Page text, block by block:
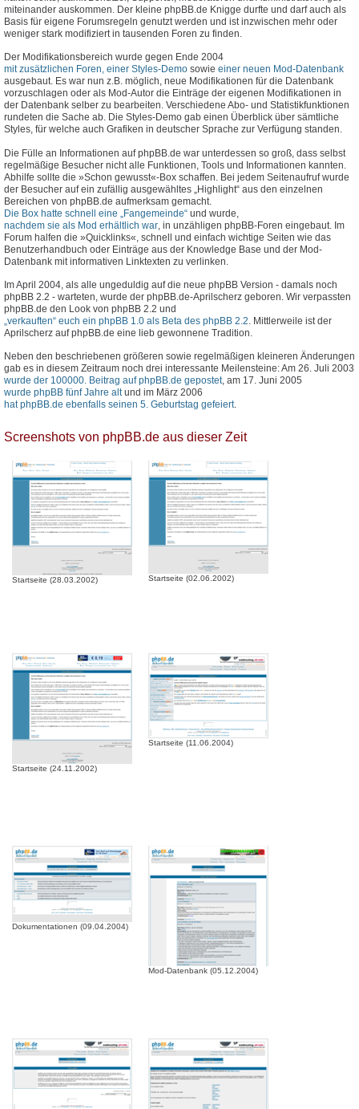
miteinander auskommen. Der kleine phpBB.de Knigge durfte und darf auch als
Basis für eigene Forumsregeln genutzt werden und ist inzwischen mehr oder
weniger stark modifiziert in tausenden Foren zu finden.
Der Modifikationsbereich wurde gegen Ende 2004
mit zusätzlichen Foren, einer Styles-Demo sowie einer neuen Mod-Datenbank
ausgebaut. Es war nun z.B. möglich, neue Modifikationen für die Datenbank
vorzuschlagen oder als Mod-Autor die Einträge der eigenen Modifikationen in
der Datenbank selber zu bearbeiten. Verschiedene Abo- und Statistikfunktionen
rundeten die Sache ab. Die Styles-Demo gab einen Überblick über sämtliche
Styles, für welche auch Grafiken in deutscher Sprache zur Verfügung standen.
Die Fülle an Informationen auf phpBB.de war unterdessen so groß, dass selbst
regelmäßige Besucher nicht alle Funktionen, Tools und Informationen kannten.
Abhilfe sollte die »Schon gewusst«-Box schaffen. Bei jedem Seitenaufruf wurde
der Besucher auf ein zufällig ausgewähltes „Highlight“ aus den einzelnen
Bereichen von phpBB.de aufmerksam gemacht.
Die Box hatte schnell eine „Fangemeinde“ und wurde,
nachdem sie als Mod erhältlich war , in unzähligen phpBB-Foren eingebaut. Im
Forum halfen die »Quicklinks«, schnell und einfach wichtige Seiten wie das
Benutzerhandbuch oder Einträge aus der Knowledge Base und der Mod-
Datenbank mit informativen Linktexten zu verlinken.
Im April 2004, als alle ungeduldig auf die neue phpBB Version - damals noch
phpBB 2.2 - warteten, wurde der phpBB.de-Aprilscherz geboren. Wir verpassten
phpBB.de den Look von phpBB 2.2 und
„verkauften“ euch ein phpBB 1.0 als Beta des phpBB 2.2. Mittlerweile ist der
Aprilscherz auf phpBB.de eine lieb gewonnene Tradition.
Neben den beschriebenen größeren sowie regelmäßigen kleineren Änderungen
gab es in diesem Zeitraum noch drei interessante Meilensteine: Am 26. Juli 2003
wurde der 100000. Beitrag auf phpBB.de gepostet, am 17. Juni 2005
wurde phpBB fünf Jahre altund im März 2006
hat phpBB.de ebenfalls seinen 5. Geburtstag gefeiert.
Screenshots von phpBB.de aus dieser Zeit
Startseite (28.03.2002) Startseite (02.06.2002)
Startseite (24.11.2002)
Startseite (11.06.2004)
Dokumentationen (09.04.2004)
Mod-Datenbank (05.12.2004)